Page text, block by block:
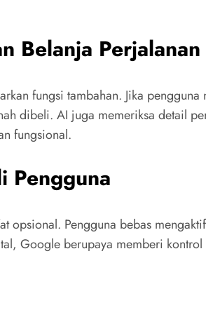
Belanja Perjalanan
fungsi tambahan. Jika
dibeli. AI juga memeriksa detail
fungsional.
Pengguna
opsional. Pengguna bebas
Google berupaya memberi